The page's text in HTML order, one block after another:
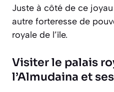
Juste à côté de ce
autre forteresse de
royale de l’île.
Visiter le palais
l’Almudaina et